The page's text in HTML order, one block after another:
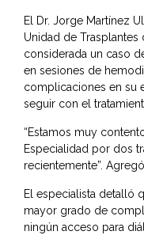
El Dr. Jorge Martínez
Unidad de Trasplantes
considerada un caso
en sesiones de
complicaciones en su
seguir con el
“Estamos muy
Especialidad por dos
recientemente”.
El especialista detalló
mayor grado de
ningún acceso para